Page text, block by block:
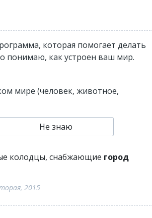
которая помогает делать
понимаю, как устроен ваш мир.
мире (человек, животное,
Не знаю
колодцы, снабжающие город
2015